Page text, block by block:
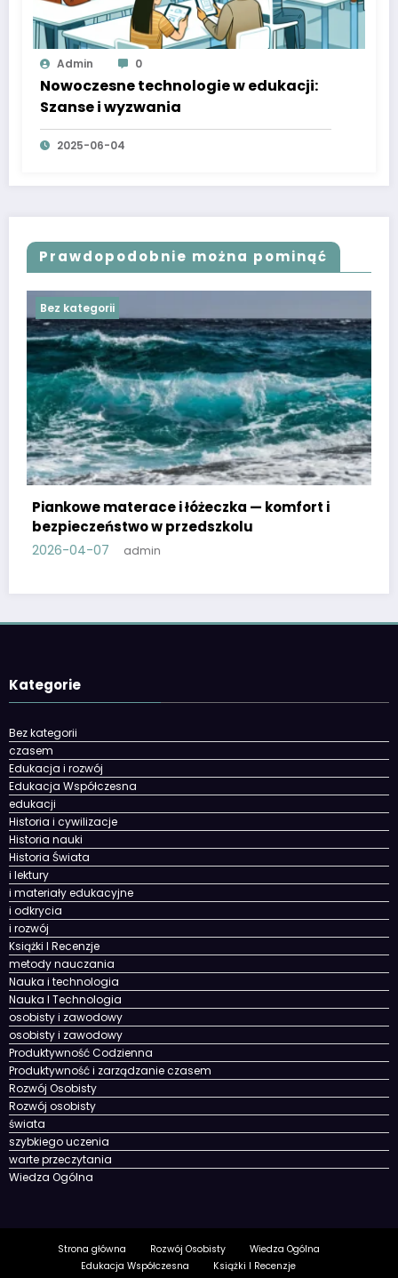
Admin 0
Nowoczesne technologie w edukacji:
Szanse i wyzwania
2025-06-04
Prawdopodobnie można pominąć
Bez kategorii
materiały plastyczne
Kategorie
Bez kategorii
czasem
Edukacja i rozwój
Edukacja Współczesna
edukacji
Historia i cywilizacje
Historia nauki
Historia Świata
i lektury
i materiały edukacyjne
i odkrycia
i rozwój
Książki I Recenzje
metody nauczania
Nauka i technologia
Nauka I Technologia
osobisty i zawodowy
osobisty i zawodowy
Produktywność Codzienna
Produktywność i zarządzanie czasem
Rozwój Osobisty
Rozwój osobisty